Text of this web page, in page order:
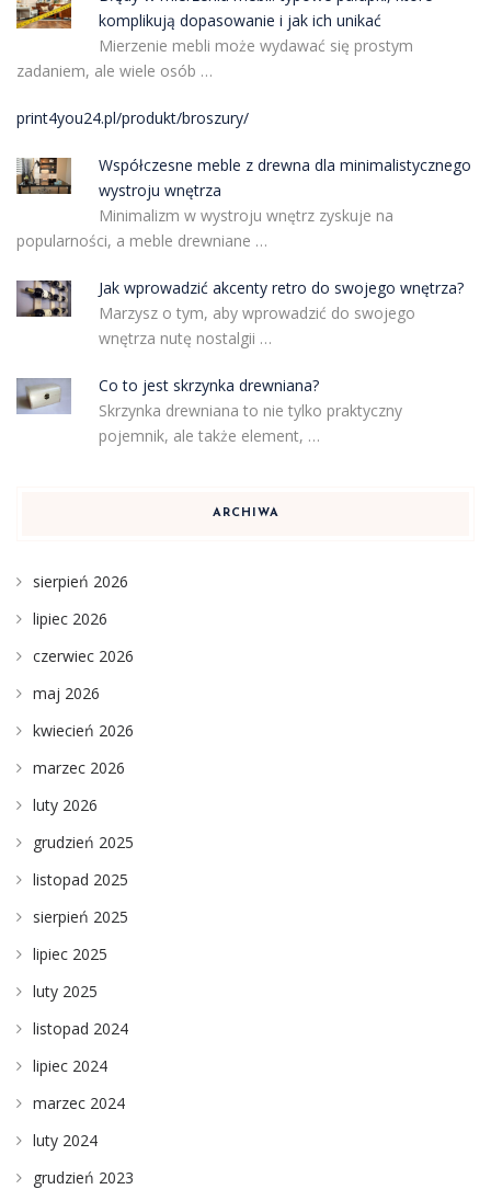
komplikują dopasowanie i jak ich unikać
Mierzenie mebli może wydawać się prostym
zadaniem, ale wiele osób …
print4you24.pl/produkt/broszury/
Współczesne meble z drewna dla minimalistycznego
wystroju wnętrza
Minimalizm w wystroju wnętrz zyskuje na
popularności, a meble drewniane …
Jak wprowadzić akcenty retro do swojego wnętrza?
Marzysz o tym, aby wprowadzić do swojego
wnętrza nutę nostalgii …
Co to jest skrzynka drewniana?
Skrzynka drewniana to nie tylko praktyczny
pojemnik, ale także element, …
ARCHIWA
sierpień 2026
lipiec 2026
czerwiec 2026
maj 2026
kwiecień 2026
marzec 2026
luty 2026
grudzień 2025
listopad 2025
sierpień 2025
lipiec 2025
luty 2025
listopad 2024
lipiec 2024
marzec 2024
luty 2024
grudzień 2023